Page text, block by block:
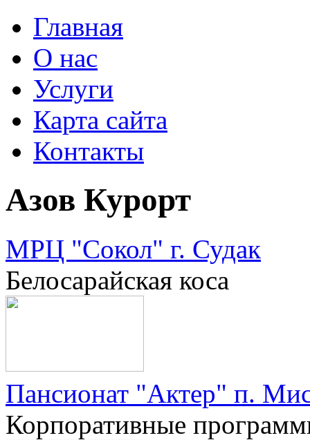
Главная
О нас
Услуги
Карта сайта
Контакты
Азов Курорт
МРЦ "Сокол" г. Судак
Белосарайская коса
Пансионат "Актер" п.
Корпоративные